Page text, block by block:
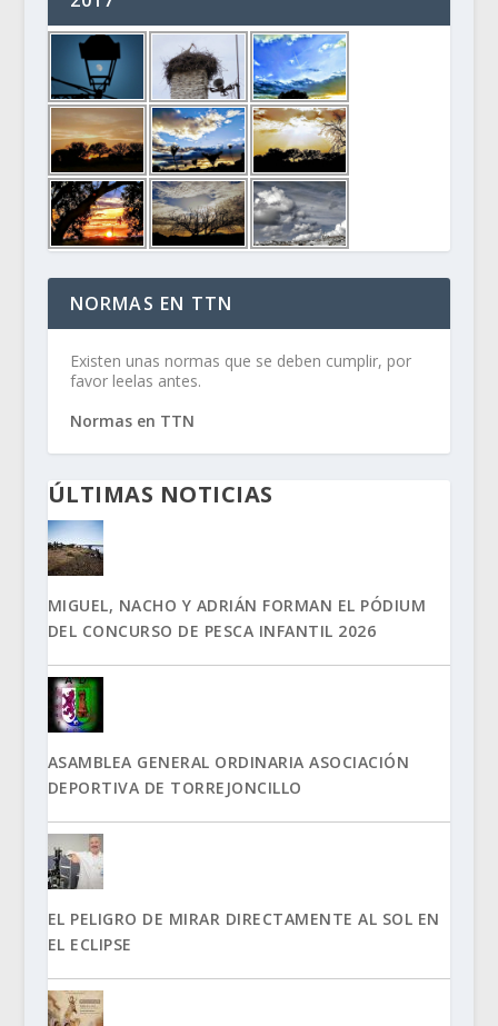
NORMAS EN TTN
Existen unas normas que se deben cumplir, por
favor leelas antes.
Normas en TTN
ÚLTIMAS NOTICIAS
MIGUEL, NACHO Y ADRIÁN FORMAN EL PÓDIUM
DEL CONCURSO DE PESCA INFANTIL 2026
ASAMBLEA GENERAL ORDINARIA ASOCIACIÓN
DEPORTIVA DE TORREJONCILLO
EL PELIGRO DE MIRAR DIRECTAMENTE AL SOL EN
EL ECLIPSE